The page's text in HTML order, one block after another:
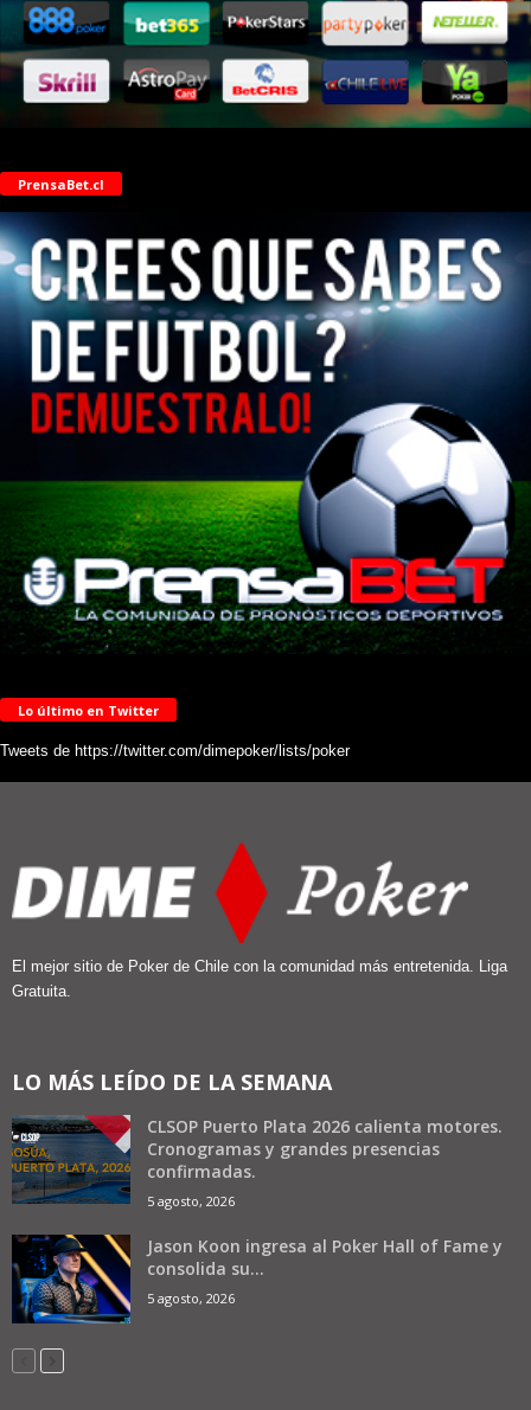
PrensaBet.cl
Lo último en Twitter
Tweets de https://twitter.com/dimepoker/lists/poker
El mejor sitio de Poker de Chile con la comunidad más entretenida. Liga
Gratuita.
LO MÁS LEÍDO DE LA SEMANA
CLSOP Puerto Plata 2026 calienta motores.
Cronogramas y grandes presencias
confirmadas.
5 agosto, 2026
Jason Koon ingresa al Poker Hall of Fame y
consolida su...
5 agosto, 2026